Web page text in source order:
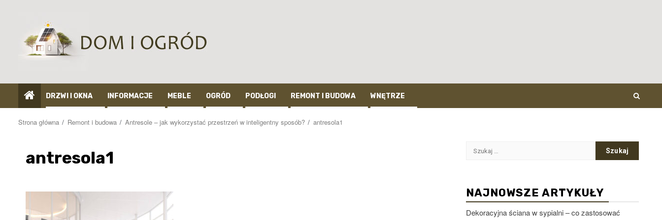
DRZWI I OKNA INFORMACJE MEBLE OGRÓD PODŁOGI REMONT I BUDOWA WNĘTRZE
Strona główna Remont i budowa Antresole – jak wykorzystać przestrzeń w inteligentny sposób? antresola1
antresola1
Szukaj:
NAJNOWSZE ARTYKUŁY
Dekoracyjna ściana w sypialni – co zastosować